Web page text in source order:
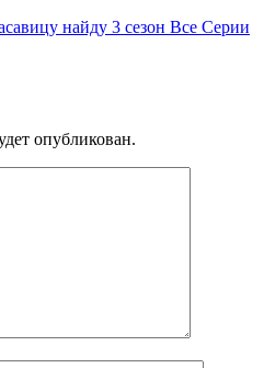
найду 3 сезон Все Серии
опубликован.